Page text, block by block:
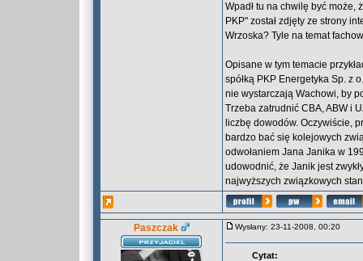
Wpadł tu na chwilę być może,
PKP" został zdjęty ze strony
Wrzoska? Tyle na temat
Opisane w tym temacie
spółką PKP Energetyka Sp. z
nie wystarczają Wachowi, by
Trzeba zatrudnić CBA, ABW i
liczbę dowodów. Oczywiście,
bardzo bać się kolejowych
odwołaniem Jana Janika w
udowodnić, że Janik jest
najwyższych związkowych
Paszczak Wysłany: 23-11-2008, 00:20
Cytat: